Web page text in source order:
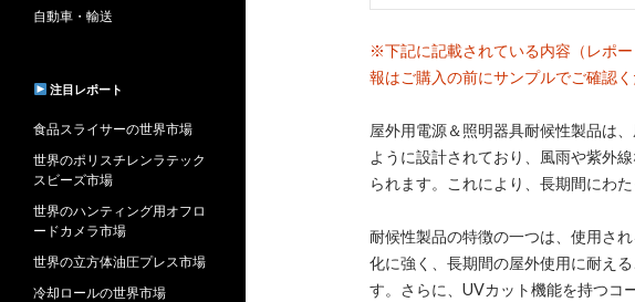
※下記に記載されている内容（レポ
報はご購入の前にサンプルでご確認く
屋外用電源＆照明器具耐候性製品は
ように設計されており、風雨や紫外
られます。これにより、長期間にわ
耐候性製品の特徴の一つは、使用さ
化に強く、長期間の屋外使用に耐え
す。さらに、UVカット機能を持つコ
自動車・輸送
注目レポート
食品スライサーの世界市場
世界のポリスチレンラテック
スビーズ市場
世界のハンティング用オフロ
ードカメラ市場
世界の立方体油圧プレス市場
冷却ロールの世界市場